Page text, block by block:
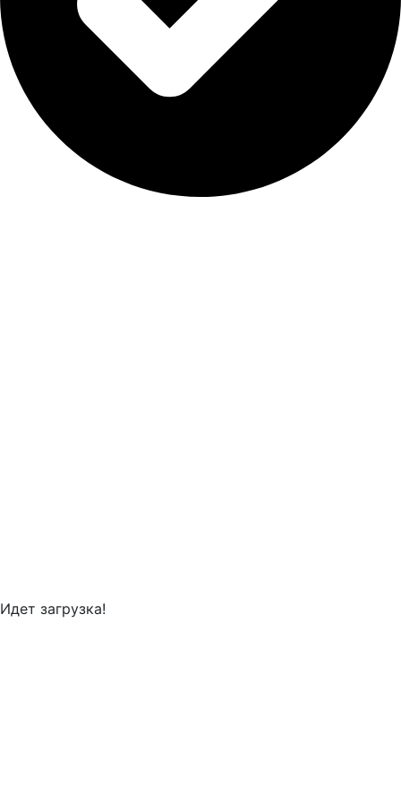
Идет загрузка!